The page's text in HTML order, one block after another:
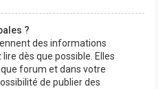
?
des informations
dès que possible. Elles
forum et dans votre
de publier des